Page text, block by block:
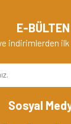
E-BÜLTEN
indirimlerden ilk
Sosyal